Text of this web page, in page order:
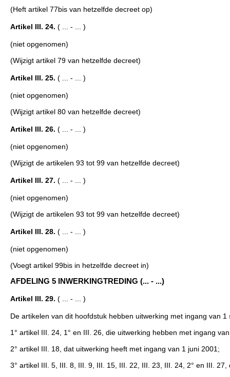
(Heft artikel 77bis van hetzelfde decreet op)
Artikel III. 24. ( ... - ... )
(niet opgenomen)
(Wijzigt artikel 79 van hetzelfde decreet)
Artikel III. 25. ( ... - ... )
(niet opgenomen)
(Wijzigt artikel 80 van hetzelfde decreet)
Artikel III. 26. ( ... - ... )
(niet opgenomen)
(Wijzigt de artikelen 93 tot 99 van hetzelfde decreet)
Artikel III. 27. ( ... - ... )
(niet opgenomen)
(Wijzigt de artikelen 93 tot 99 van hetzelfde decreet)
Artikel III. 28. ( ... - ... )
(niet opgenomen)
(Voegt artikel 99bis in hetzelfde decreet in)
AFDELING 5 INWERKINGTREDING (... - ...)
Artikel III. 29. ( ... - ... )
De artikelen van dit hoofdstuk hebben uitwerking met ingang van
1° artikel III. 24, 1° en III. 26, die uitwerking hebben met ingang
2° artikel III. 18, dat uitwerking heeft met ingang van 1 juni 2001;
3° artikel III. 5, III. 8, III. 9, III. 15, III. 22, III. 23, III. 24, 2° en III.